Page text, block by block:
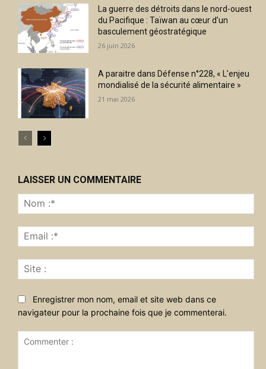
La guerre des détroits dans le nord-ouest
du Pacifique : Taïwan au cœur d’un
basculement géostratégique
26 juin 2026
A paraitre dans Défense n°228, « L’enjeu
mondialisé de la sécurité alimentaire »
21 mai 2026
LAISSER UN COMMENTAIRE
:*
:*
:
Enregistrer mon nom, email et site web dans ce
navigateur pour la prochaine fois que je commenterai.